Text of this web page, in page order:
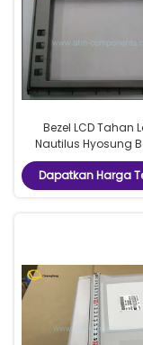
Bezel LCD Tahan
Nautilus Hyosung
Industri Layar
4370000862
Dapatkan Harga